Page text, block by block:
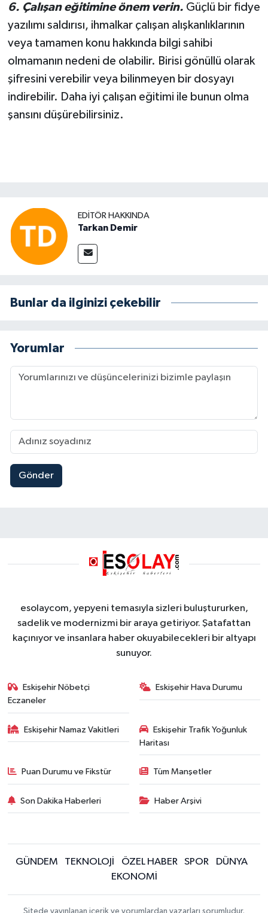
6. Çalışan eğitimine önem verin. Güçlü bir fidye
yazılımı saldırısı, ihmalkar çalışan alışkanlıklarının
veya tamamen konu hakkında bilgi sahibi
olmamanın nedeni de olabilir. Birisi gönüllü olarak
şifresini verebilir veya bilinmeyen bir dosyayı
indirebilir. Daha iyi çalışan eğitimi ile bunun olma
şansını düşürebilirsiniz.
EDITÖR HAKKINDA
Tarkan Demir
Bunlar da ilginizi çekebilir
Yorumlar
Gönder
esolaycom, yepyeni temasıyla sizleri buluştururken,
sadelik ve modernizmi bir araya getiriyor. Şatafattan
kaçınıyor ve insanlara haber okuyabilecekleri bir altyapı
sunuyor.
Eskişehir Nöbetçi
Eczaneler
Eskişehir Hava Durumu
Eskişehir Namaz Vakitleri
Eskişehir Trafik Yoğunluk
Haritası
Puan Durumu ve Fikstür Tüm Manşetler
Son Dakika Haberleri Haber Arşivi
GÜNDEM TEKNOLOJİ ÖZEL HABER SPOR
DÜNYA
EKONOMİ